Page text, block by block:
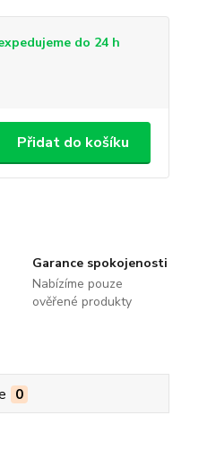
do 24 h
Přidat do košíku
Garance spokojenosti
Nabízíme pouze
ověřené produkty
0